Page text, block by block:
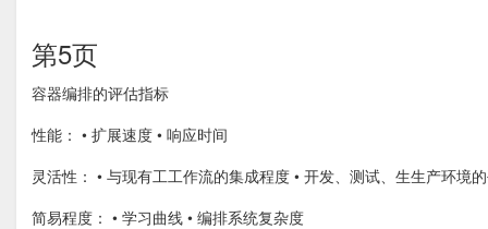
第5页
容器编排的评估指标
性能： • 扩展速度 • 响应时间
灵活性： • 与现有⼯工作流的集成程度 • 开发、测试、⽣生产环境
简易程度： • 学习曲线 • 编排系统复杂度